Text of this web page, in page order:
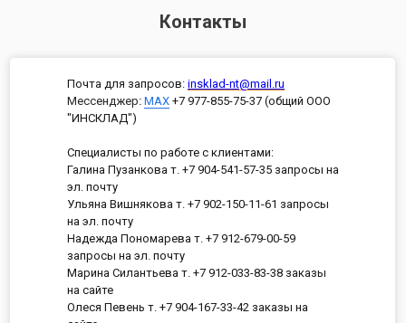
Контакты
Почта для запросов: insklad-nt@mail.ru
Мессенджер: MAX +7 977-855-75-37 (общий ООО
"ИНСКЛАД")
Специалисты по работе с клиентами:
Галина Пузанкова т. +7 904-541-57-35 запросы на
эл. почту
Ульяна Вишнякова т. +7 902-150-11-61 запросы
на эл. почту
Надежда Пономарева т. +7 912-679-00-59
запросы на эл. почту
Марина Силантьева т. +7 912-033-83-38 заказы
на сайте
Олеся Певень т. +7 904-167-33-42 заказы на